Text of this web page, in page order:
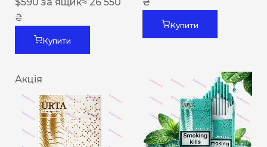
$590 за ящик≈ 26 550
₴
Купити
₴
Купити
Акція